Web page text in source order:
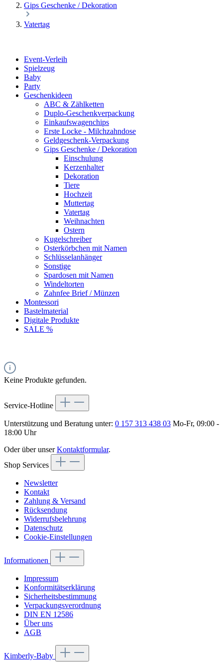
Gips Geschenke / Dekoration
Vatertag
Event-Verleih
Spielzeug
Baby
Party
Geschenkideen
ABC & Zählketten
Duplo-Geschenkverpackung
Einkaufswagenchips
Erste Locke - Milchzahndose
Geldgeschenk-Verpackung
Gips Geschenke / Dekoration
Einschulung
Kerzenhalter
Dekoration
Tiere
Hochzeit
Muttertag
Vatertag
Weihnachten
Ostern
Kugelschreiber
Osterkörbchen mit Namen
Schlüsselanhänger
Sonstige
Spardosen mit Namen
Windeltorten
Zahnfee Brief / Münzen
Montessori
Bastelmaterial
Digitale Produkte
SALE %
Keine Produkte gefunden.
Service-Hotline
Unterstützung und Beratung unter: 0 157 313 438 03 Mo-Fr, 09:00 -
18:00 Uhr
Oder über unserKontaktformular.
Shop Services
Newsletter
Kontakt
Zahlung & Versand
Rücksendung
Widerrufsbelehrung
Datenschutz
Cookie-Einstellungen
Informationen
Impressum
Konformitätserklärung
Sicherheitsbestimmung
Verpackungsverordnung
DIN EN 12586
Über uns
AGB
Kimberly-Baby